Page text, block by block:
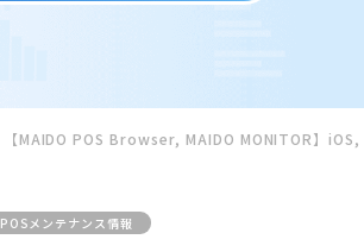
【MAIDO POS Browser, MAIDO MONITOR】
POSメンテナンス情報